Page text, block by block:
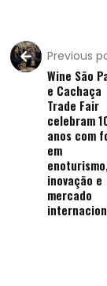
Previous
Wine São
e Cachaça
Trade Fair
celebram
anos com
em
inovação e
mercado